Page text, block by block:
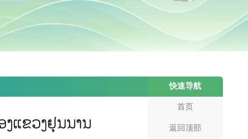
ແຂວງຢຸນນານ
快速导航
首页
返回顶部